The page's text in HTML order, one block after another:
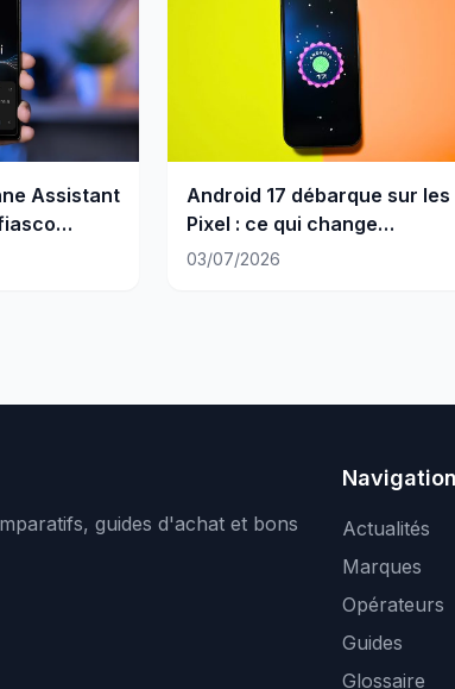
Assistant
Android 17 débarque sur les
Pixel : ce qui change
vraiment
03/07/2026
guides d'achat et bons
Navigation
Actualités
Marques
Opérateurs
Guides
Glossaire